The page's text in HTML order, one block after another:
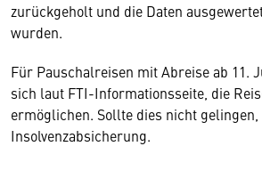
zurückgeholt und die Daten
wurden.
Für Pauschalreisen mit Abreise ab 11.
sich laut FTI-Informationsseite, die
ermöglichen. Sollte dies nicht
Insolvenzabsicherung.